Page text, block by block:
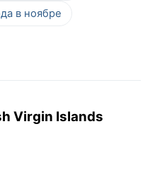
в ноябре
Virgin Islands